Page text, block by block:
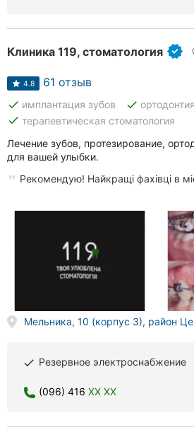
Клиника 119, стоматология
4.8 61 отзыв
done имплантация зубов done ортодонтия
done терапевтическая стоматология
Лечение зубов, протезирование,
для вашей улыбки.
Рекомендую! Найкращі фахівці в
Мельника, 10 (корпус 3), район
done Резервное электроснабжение
(096) 416 XX XX